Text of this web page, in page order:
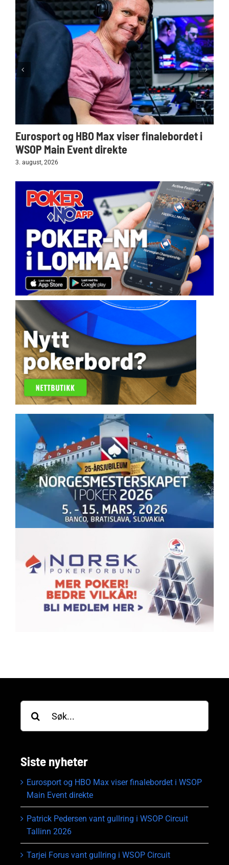
Eurosport og HBO Max viser finalebordet i
WSOP Main Event direkte
3. august, 2026
etter:
Siste nyheter
Eurosport og HBO Max viser finalebordet i WSOP
Main Event direkte
Patrick Pedersen vant gullring i WSOP Circuit
Tallinn 2026
Tarjei Forus vant gullring i WSOP Circuit